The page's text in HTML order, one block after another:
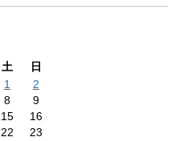
土
日
1
2
8
9
15
16
22
23